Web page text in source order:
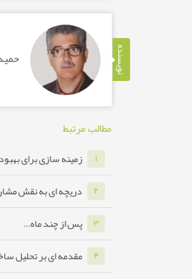
نویسنده
مطالب مرتبط
۱ زمینه سازی برای
۲ دریچه ای به نقش
۳ پس از چند ماه…
۴ مقدمه ای بر تحلیل